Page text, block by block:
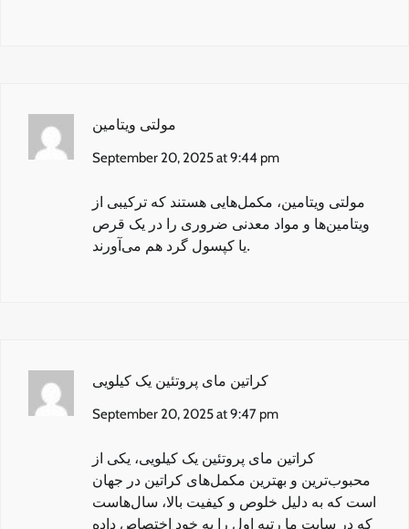
September 20, 2025 at 9:44 pm
مولتی‌ ویتامین‌، مکمل‌هایی هستند که ترکیبی از
ویتامین‌ها و مواد معدنی ضروری را در یک قرص
یا کپسول گرد هم می‌آورند.
کراتین مای پروتئین یک کیلویی
September 20, 2025 at 9:47 pm
کراتین مای پروتئین یک کیلویی، یکی از
محبوب‌ترین و بهترین مکمل‌های کراتین در جهان
است که به دلیل خلوص و کیفیت بالا، سال‌هاست
که در سایت ما رتبه اول را به خود اختصاص داده